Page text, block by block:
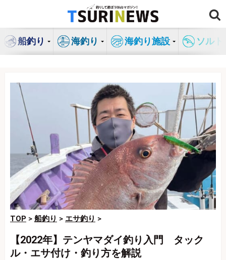
ン
船釣り 海釣り 海釣り施設 ソル
TOP > 船釣り > エサ釣り >
【2022年】テンヤマダイ釣り入門 タック
ル・エサ付け・釣り方を解説